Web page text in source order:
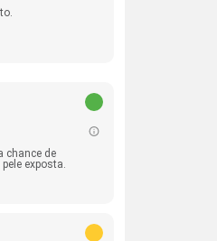
chance de
exposta.